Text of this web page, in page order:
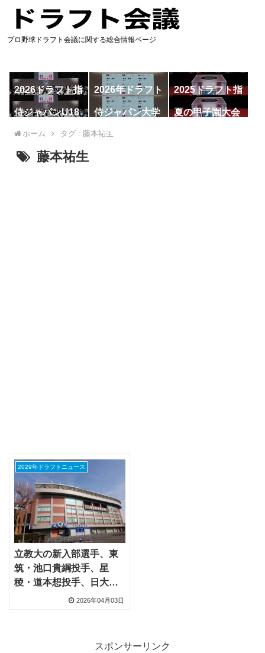
プロ野球ドラフト会議に関する総合情報ページ
2026ドラフト指
名予想
2026年ドラフト
候補
2025ドラフト指
名一覧
侍ジャパンU18
代表
侍ジャパン大学
代表
夏の甲子園大会
ホーム タグ : 藤本祐生
藤本祐生
2029年ドラフトニュース
立教大の新入部選手、東
筑・池口貴綱投手、星
稜・道本想投手、日大
三・本間律輝選手など33
2026年04月03日
スポンサーリンク